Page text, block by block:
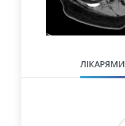
ЛІКАРЯМИ